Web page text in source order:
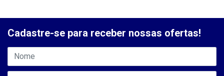
Cadastre-se para receber nossas ofertas!